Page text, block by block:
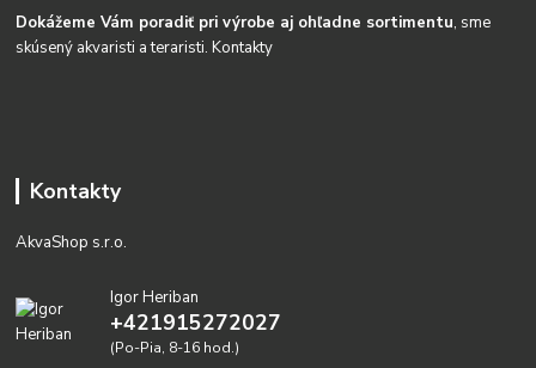
Dokážeme Vám poradiť pri výrobe aj ohľadne sortimentu, sme
skúsený akvaristi a teraristi.Kontakty
Kontakty
AkvaShop s.r.o.
Igor Heriban
+421915272027
(Po-Pia, 8-16 hod.)